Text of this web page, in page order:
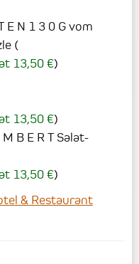
E N 1 3 0 G vom
(
13,50 €)
13,50 €)
M B E R T Salat-
13,50 €)
& Restaurant